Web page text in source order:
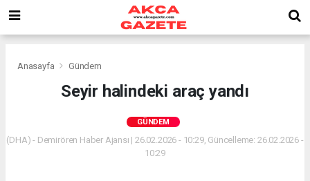
Anasayfa Gündem
Seyir halindeki araç yandı
GÜNDEM
(DHA) - Demirören Haber Ajansı | 26.02.2026 - 10:29, Güncelleme: 26.02.2026 -
10:29